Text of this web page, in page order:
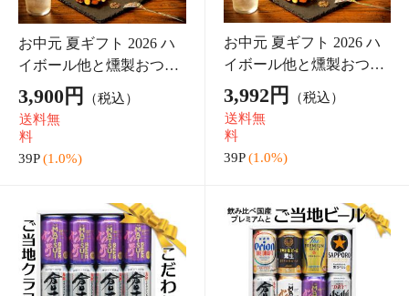
お中元 御中元 夏ギフト
【のし対応】夏ギフト 日
本酒 飲み比べ セット 鳥
取の地酒 ミニボトル 3本
谷 鷹勇飲み比
4,141円（税込）
送料無
41P (1.0%)
お中元 御中元 夏ギフト
【のし対応】夏ギフト 日
本酒 飲み比べ セット 鳥
取の地酒 ミニボトル 3本
代 大谷 高田
4,244円（税込）
(1.0%)
お中元 夏ギフト 燻製道楽
お中元 夏ギフト 【送料